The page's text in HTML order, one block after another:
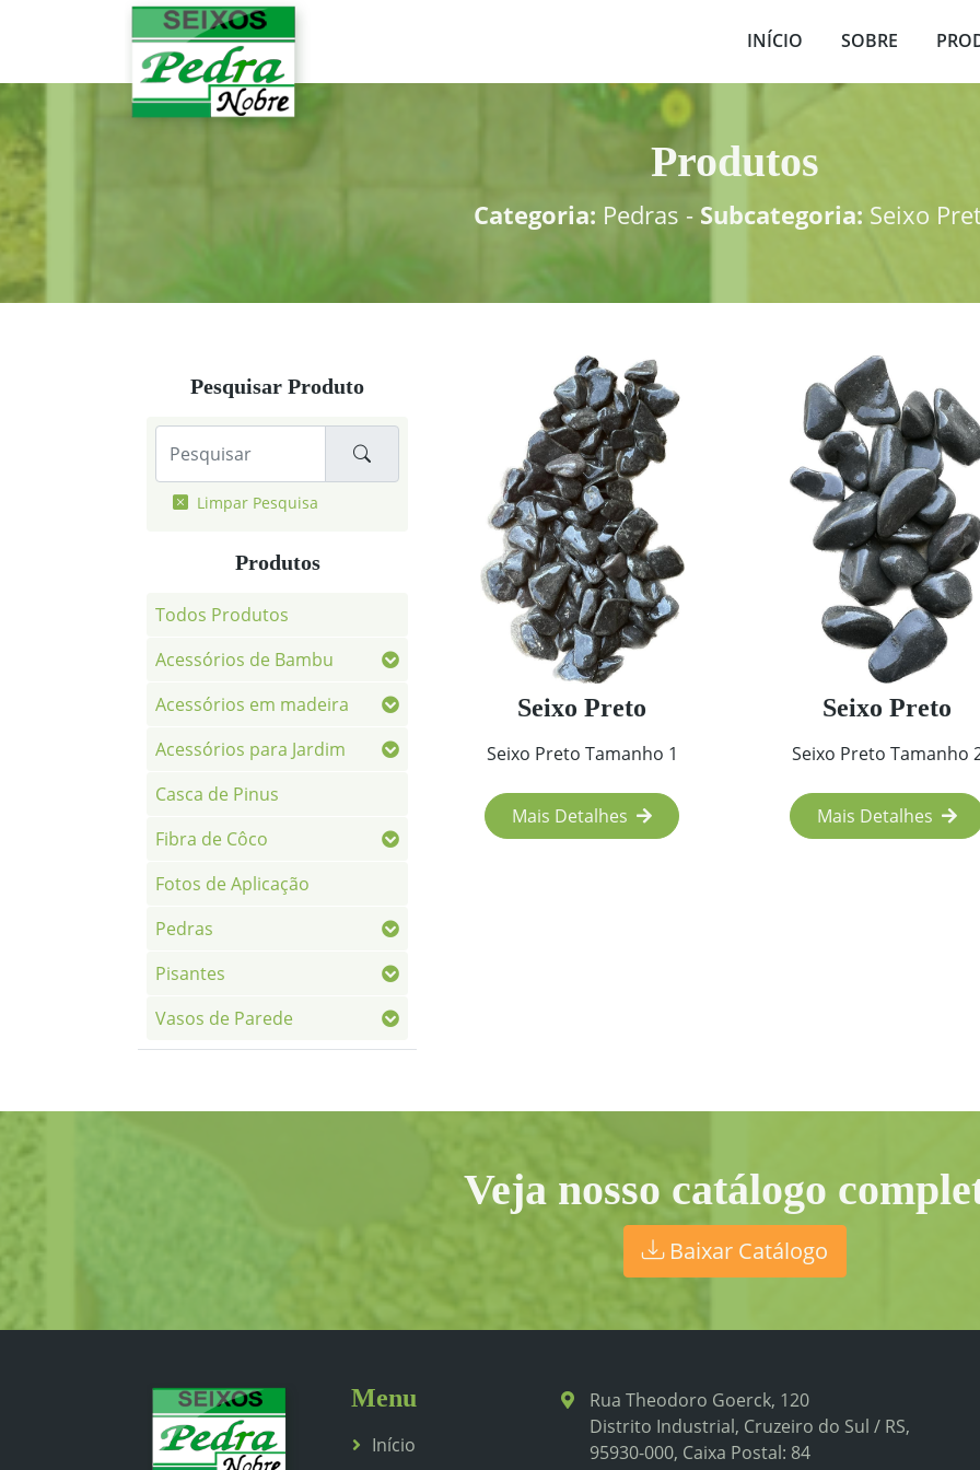
INÍCIO SOBRE
Produtos
Categoria: Pedras - Subcategoria: Seixo
Pesquisar Produto
Limpar Pesquisa
Produtos
Todos Produtos
Acessórios de Bambu
Acessórios em madeira
Acessórios para Jardim
Casca de Pinus
Fibra de Côco
Fotos de Aplicação
Pedras
Pisantes
Vasos de Parede
Seixo Preto
Seixo Preto Tamanho 1
Mais Detalhes
Seixo Preto
Seixo Preto Tamanho
Mais Detalhes
Veja nosso catálogo
Baixar Catálogo
Menu
Início
Rua Theodoro Goerck, 120
Distrito Industrial, Cruzeiro do Sul / RS,
95930-000, Caixa Postal: 84